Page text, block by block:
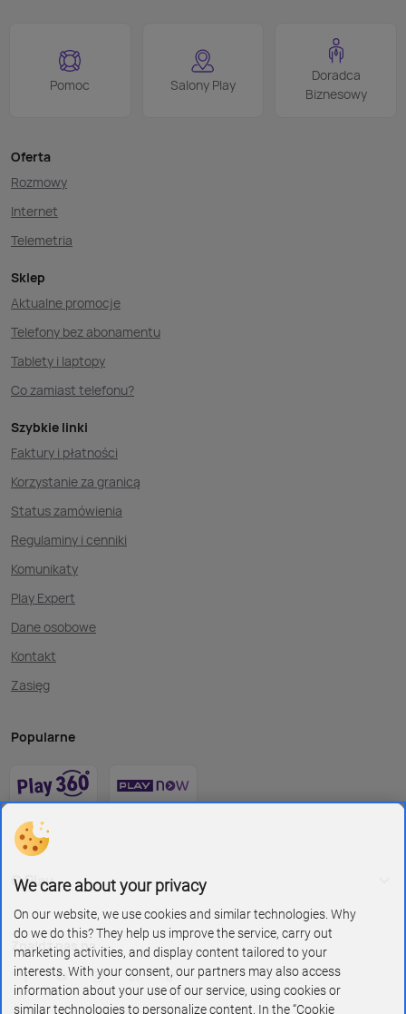
Pomoc Salony Play
Doradca
Biznesowy
Oferta
Rozmowy
Internet
Telemetria
Sklep
Aktualne promocje
Telefony bez abonamentu
Tablety i laptopy
Co zamiast telefonu?
Szybkie linki
Faktury i płatności
Korzystanie za granicą
Status zamówienia
Regulaminy i cenniki
Komunikaty
Play Expert
Dane osobowe
Kontakt
Zasięg
Popularne
O Play
Znajdź nas na
We care about your privacy
On our website, we use cookies and similar technologies. Why
do we do this? They help us improve the service, carry out
marketing activities, and display content tailored to your
interests. With your consent, our partners may also access
information about your use of our service, using cookies or
similar technologies to personalize content. In the “Cookie